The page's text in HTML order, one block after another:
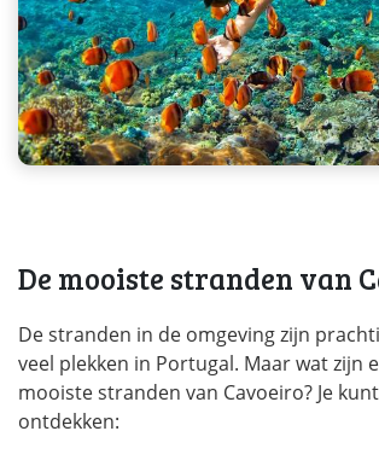
De mooiste stranden van
De stranden in de omgeving zijn
veel plekken in Portugal. Maar wat zijn
mooiste stranden van Cavoeiro? Je
ontdekken: